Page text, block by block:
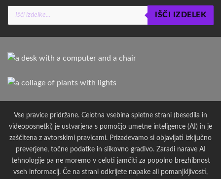
Products
search
IŠČI IZDELEK
Vse pravice pridržane. Celotna vsebina spletne strani (besedila in
videoposnetki) je ustvarjena s pomočjo umetne inteligence (AI) in je
zaščitena z avtorskimi pravicami. Prizadevamo si objavljati izključno
preverjene, točne podatke in slikovno gradivo. Zaradi narave AI
tehnologije pa ne moremo v celoti jamčiti za popolno brezhibnost
vseh informacij. Če na strani odkrijete napake ali pomanjkljivosti,